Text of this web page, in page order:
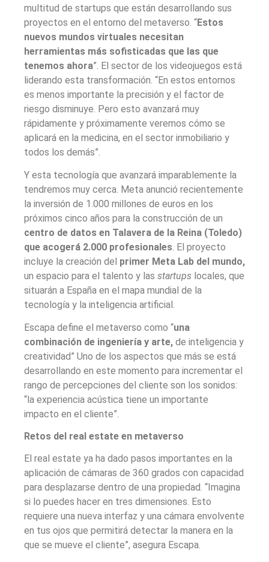
multitud de startups que están desarrollando sus
proyectos en el entorno del metaverso. “Estos
nuevos mundos virtuales necesitan
herramientas más sofisticadas que las que
tenemos ahora”. El sector de los videojuegos está
liderando esta transformación. “En estos entornos
es menos importante la precisión y el factor de
riesgo disminuye. Pero esto avanzará muy
rápidamente y próximamente veremos cómo se
aplicará en la medicina, en el sector inmobiliario y
todos los demás”.
Y esta tecnología que avanzará imparablemente la
tendremos muy cerca. Meta anunció recientemente
la inversión de 1.000 millones de euros en los
próximos cinco años para la construcción de un
centro de datos en Talavera de la Reina (Toledo)
que acogerá 2.000 profesionales. El proyecto
incluye la creación del primer Meta Lab del mundo,
un espacio para el talento y las startups locales, que
situarán a España en el mapa mundial de la
tecnología y la inteligencia artificial.
Escapa define el metaverso como “una
combinación de ingeniería y arte, de inteligencia y
creatividad” Uno de los aspectos que más se está
desarrollando en este momento para incrementar el
rango de percepciones del cliente son los sonidos:
“la experiencia acústica tiene un importante
impacto en el cliente”.
Retos del real estate en metaverso
El real estate ya ha dado pasos importantes en la
aplicación de cámaras de 360 grados con capacidad
para desplazarse dentro de una propiedad. “Imagina
si lo puedes hacer en tres dimensiones. Esto
requiere una nueva interfaz y una cámara envolvente
en tus ojos que permitirá detectar la manera en la
que se mueve el cliente”, asegura Escapa.